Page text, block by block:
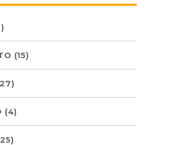
(15)
(4)